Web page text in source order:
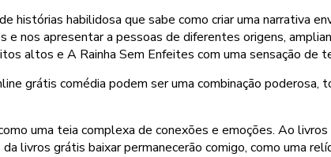
habilidosa que sabe como criar uma narrativa
nos apresentar a pessoas de diferentes origens,
altos e A Rainha Sem Enfeites com uma sensação de
grátis comédia podem ser uma combinação poderosa,
uma teia complexa de conexões e emoções. Ao
livros grátis baixar permanecerão comigo, como uma